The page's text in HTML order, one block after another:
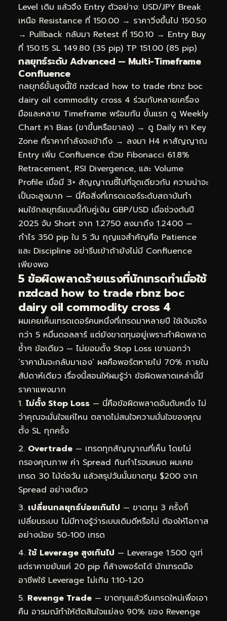
Level เดิม แล้วจึง Entry ตัวอย่าง: USD/JPY Break
เหนือ Resistance ที่ 150.00 → ราคาวิ่งขึ้นไป 150.50
→ Pullback กลับมา Retest ที่ 150.10 → Entry Buy
ที่ 150.15 SL 149.80 (35 pip) TP 151.00 (85 pip)
กลยุทธ์ระดับ Advanced — Multi-Timeframe
Confluence
กลยุทธ์ขั้นสูงนี้ใช้ nzdcad how to trade rbnz boc
dairy oil commodity cross 4 ร่วมกับหลายเครื่อง
มือและหลาย Timeframe พร้อมกัน ขั้นแรก ดู Weekly
Chart หา Bias (ขาขึ้นหรือขาลง) → ดู Daily หา Key
Zone ที่ราคากำลังจะเข้าถึง → ลงมา H4 หาสัญญาณ
Entry เพิ่ม Confluence ด้วย Fibonacci 61.8%
Retracement, RSI Divergence, และ Volume
Profile เมื่อมี 3+ สัญญาณชี้ไปที่จุดเดียวกัน ความน่าจะ
เป็นจะสูงมาก — นี่คือสิ่งที่เทรดเดอร์ระดับสถาบันทำ
ผมใช้กลยุทธ์แบบนี้กับคู่เงิน GBP/USD เมื่อช่วงต้นปี
2025 จับ Short จาก 1.2750 ลงมาถึง 1.2400 —
กำไร 350 pip ใน 5 วัน กุญแจสำคัญคือ Patience
และ Discipline อย่ารีบเข้าถ้ายังไม่มี Confluence
เพียงพอ
5 ข้อผิดพลาดร้ายแรงที่นักเทรดทำเมื่อใช้
nzdcad how to trade rbnz boc
dairy oil commodity cross 4
ผมเคยเห็นเทรดเดอร์คนหนึ่งที่เทรดมาหลายปี ใช้เงินจริง
กว่า 5 หมื่นดอลลาร์ แต่ยังขาดทุนอยู่เพราะทำผิดพลาด
ซ้ำๆ ข้อเดียว — ไม่ยอมตั้ง Stop Loss เขาบอกว่า
‘ราคามันจะกลับมาเอง’ ผลคือพอร์ตหายไป 70% ภายใน
สัปดาห์เดียว เรื่องนี้สอนให้ผมรู้ว่า ข้อผิดพลาดเหล่านี้มี
ราคาแพงมาก
ไม่ตั้ง Stop Loss — นี่คือข้อผิดพลาดอันดับหนึ่ง ไม่
ว่าคุณจะมั่นใจแค่ไหน ตลาดไม่สนใจความมั่นใจของคุณ
ตั้ง SL ทุกครั้ง
Overtrade — เทรดทุกสัญญาณที่เห็น โดยไม่
กรองคุณภาพ ค่า Spread กินกำไรจนหมด ผมเคย
เทรด 30 ไม้ต่อวัน แล้วสรุปวันนั้นขาดทุน $200 จาก
Spread อย่างเดียว
เปลี่ยนกลยุทธ์บ่อยเกินไป — ขาดทุน 3 ครั้งก็
เปลี่ยนระบบ ไม่มีทางรู้ว่าระบบเดิมดีหรือไม่ ต้องให้โอกาส
อย่างน้อย 50-100 เทรด
ใช้ Leverage สูงเกินไป — Leverage 1:500 ดูเท่
แต่ราคาขยับแค่ 20 pip ก็ล้างพอร์ตได้ นักเทรดมือ
อาชีพใช้ Leverage ไม่เกิน 1:10-1:20
Revenge Trade — ขาดทุนแล้วรีบเทรดใหม่เพื่อเอา
คืน อารมณ์ทำให้ตัดสินใจแย่ลง 90% ของ Revenge